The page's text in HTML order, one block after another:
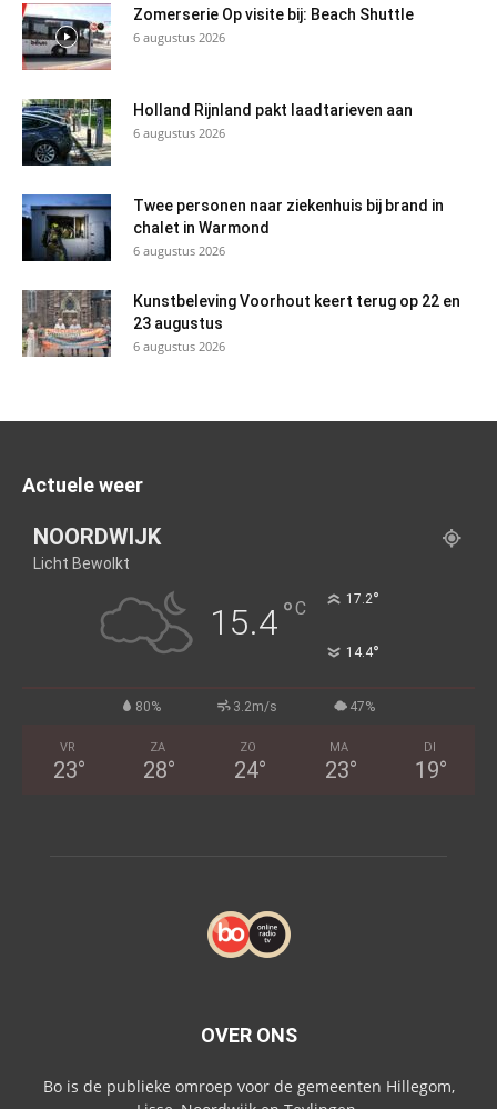
Zomerserie Op visite bij: Beach Shuttle
6 augustus 2026
Holland Rijnland pakt laadtarieven aan
6 augustus 2026
Twee personen naar ziekenhuis bij brand in
chalet in Warmond
6 augustus 2026
Kunstbeleving Voorhout keert terug op 22 en
23 augustus
6 augustus 2026
Actuele weer
NOORDWIJK
Licht Bewolkt
15.4°C 17.2°
14.4°
80% 3.2m/s 47%
VR
23°
ZA
28°
ZO
24°
MA
23°
DI
19°
OVER ONS
Bo is de publieke omroep voor de gemeenten Hillegom,